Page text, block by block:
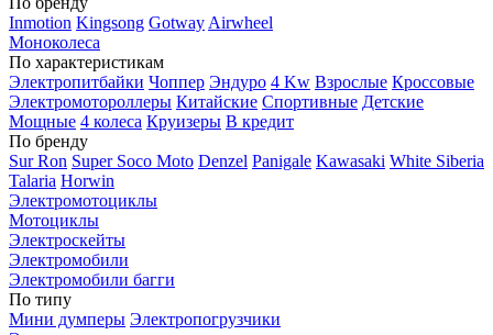
Inmotion Kingsong Gotway Airwheel
Моноколеса
По характеристикам
Электропитбайки Чоппер Эндуро 4 Kw Взрослые Кроссовые
Электромотороллеры Китайские Спортивные Детские
Мощные 4 колеса Круизеры В кредит
По бренду
Sur Ron Super Soco Moto Denzel Panigale Kawasaki White Siberia
Talaria Horwin
Электромотоциклы
Мотоциклы
Электроскейты
Электромобили
Электромобили багги
По типу
Мини думперы Электропогрузчики